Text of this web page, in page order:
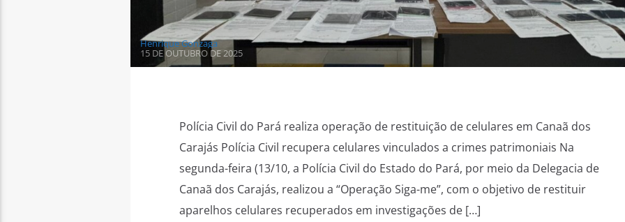
Henrique Gonzaga
15 DE OUTUBRO DE 2025
Polícia Civil do Pará realiza operação de restituição de celulares em Canaã dos
Carajás Polícia Civil recupera celulares vinculados a crimes patrimoniais Na
segunda-feira (13/10, a Polícia Civil do Estado do Pará, por meio da Delegacia de
Canaã dos Carajás, realizou a “Operação Siga-me”, com o objetivo de restituir
aparelhos celulares recuperados em investigações de […]